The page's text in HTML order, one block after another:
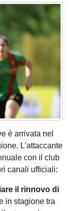
è arrivata nel
L'attaccante
con il club
canali ufficiali:
il rinnovo di
in stagione tra